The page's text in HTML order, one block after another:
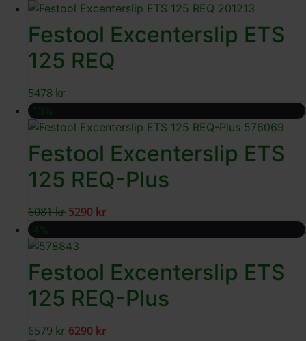
Festool Excenterslip ETS
125 REQ
5478 kr
-13%
Festool Excenterslip ETS
125 REQ-Plus
6081kr 5290 kr
-4%
Festool Excenterslip ETS
125 REQ-Plus
6579kr 6290 kr